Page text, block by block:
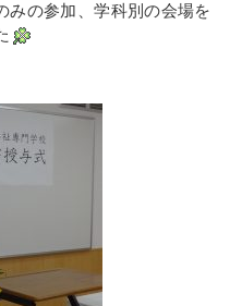
みの参加、学科別の会場を